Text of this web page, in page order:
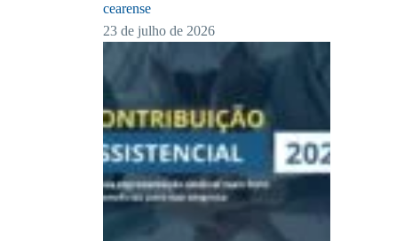
cearense
23 de julho de 2026